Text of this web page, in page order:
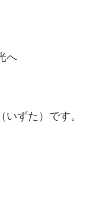
へ
ずた）です。